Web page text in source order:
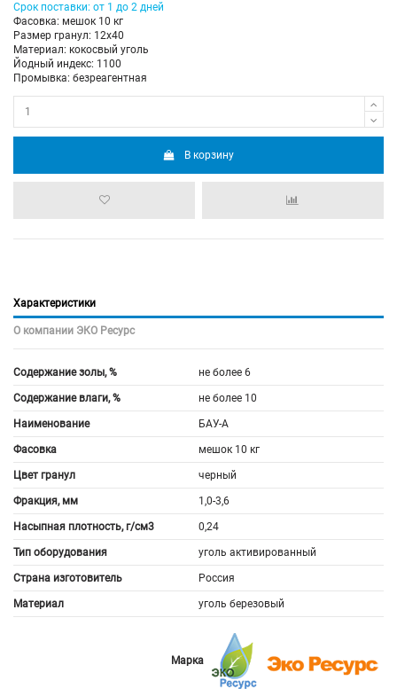
Срок поставки: от 1 до 2 дней
Фасовка: мешок 10 кг
Размер гранул: 12x40
Материал: кокосвый уголь
Йодный индекс: 1100
Промывка: безреагентная
В корзину
Характеристики
О компании ЭКО Ресурс
Содержание золы, % не более 6
Содержание влаги, % не более 10
Наименование БАУ-А
Фасовка мешок 10 кг
Цвет гранул черный
Фракция, мм 1,0-3,6
Насыпная плотность, г/см3 0,24
Тип оборудования уголь активированный
Страна изготовитель Россия
Материал уголь березовый
Марка